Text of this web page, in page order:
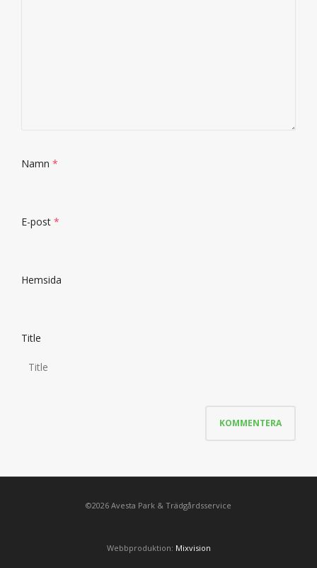
Namn *
E-post *
Hemsida
Title
©2026 Avesta Park & Trädgårdsservice
Webbproduktion: Mixvision